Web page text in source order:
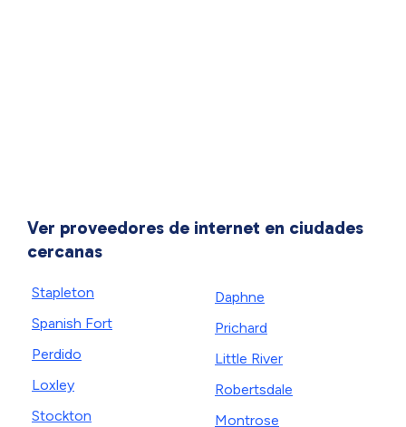
Ver proveedores de internet en ciudades
cercanas
Stapleton
Spanish Fort
Perdido
Loxley
Stockton
Daphne
Prichard
Little River
Robertsdale
Montrose